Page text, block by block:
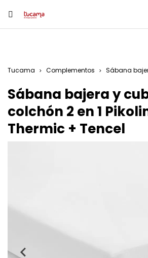
Tucama Complementos Sábana
Sábana bajera y
colchón 2 en 1
Thermic + Tencel